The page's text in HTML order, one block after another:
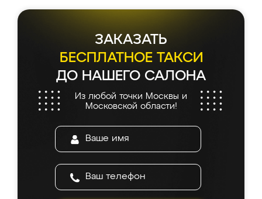
ЗАКАЗАТЬ
БЕСПЛАТНОЕ ТАКСИ
ДО НАШЕГО САЛОНА
Из любой точки Москвы и
Московской области!